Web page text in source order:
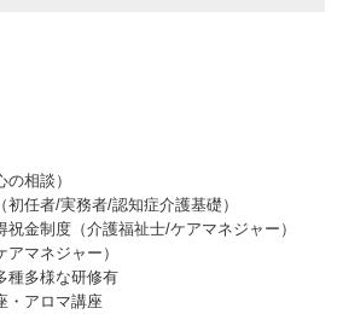
相談）
初任者/実務者/認知症介護基礎）
祝金制度（介護福祉士/ケアマネジャー）
マネジャー）
種多様な研修有
・アロマ講座